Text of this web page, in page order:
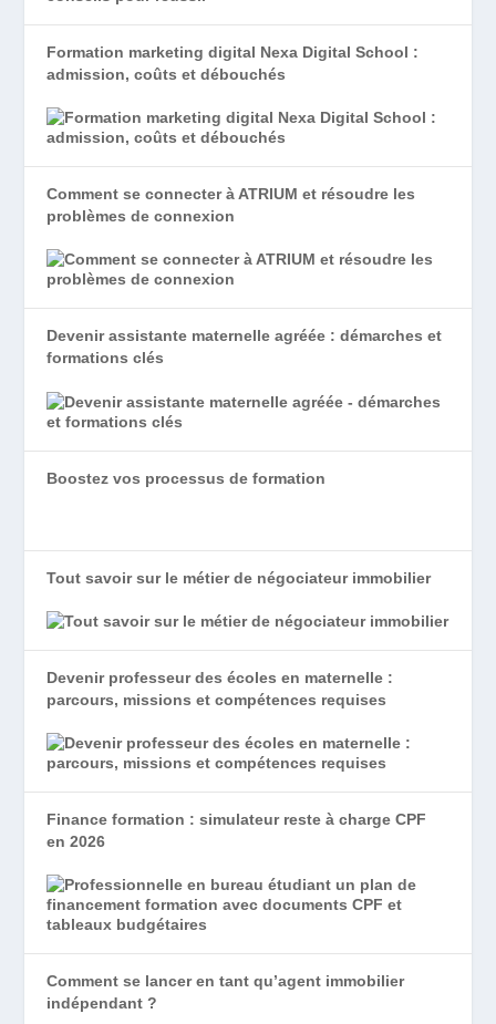
Formation marketing digital Nexa Digital School :
admission, coûts et débouchés
Comment se connecter à ATRIUM et résoudre les
problèmes de connexion
Devenir assistante maternelle agréée : démarches et
formations clés
Boostez vos processus de formation
Tout savoir sur le métier de négociateur immobilier
Devenir professeur des écoles en maternelle :
parcours, missions et compétences requises
Finance formation : simulateur reste à charge CPF
en 2026
Comment se lancer en tant qu’agent immobilier
indépendant ?